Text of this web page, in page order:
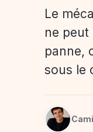
Le
ne peut
panne,
sous le